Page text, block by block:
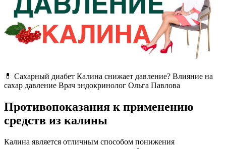
💊 Сахарный диабет Калина снижает давление? Влияние на
сахар давление Врач эндокринолог Ольга Павлова
Противопоказания к применению
средств из калины
Калина является отличным способом понижения